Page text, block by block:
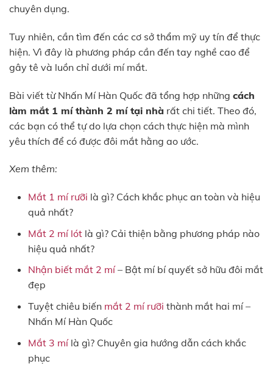
chuyên dụng.
Tuy nhiên, cần tìm đến các cơ sở thẩm mỹ uy tín để thực
hiện. Vì đây là phương pháp cần đến tay nghề cao để
gây tê và luồn chỉ dưới mí mắt.
Bài viết từ Nhấn Mí Hàn Quốc đã tổng hợp những cách
làm mắt 1 mí thành 2 mí tại nhà rất chi tiết. Theo đó,
các bạn có thể tự do lựa chọn cách thực hiện mà mình
yêu thích để có được đôi mắt hằng ao ước.
Xem thêm:
Mắt 1 mí rưỡi là gì? Cách khắc phục an toàn và hiệu
quả nhất?
Mắt 2 mí lótlà gì? Cải thiện bằng phương pháp nào
hiệu quả nhất?
Nhận biết mắt 2 mí– Bật mí bí quyết sở hữu đôi mắt
đẹp
Tuyệt chiêu biến mắt 2 mí rưỡi thành mắt hai mí –
Nhấn Mí Hàn Quốc
Mắt 3 mílà gì? Chuyên gia hướng dẫn cách khắc
phục